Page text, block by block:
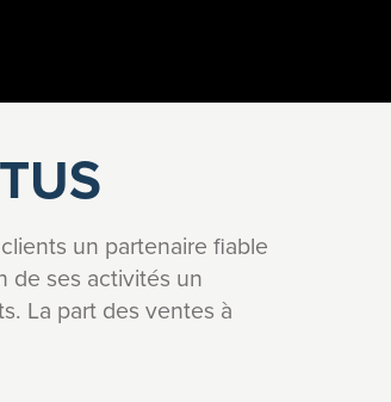
un partenaire fiable
de ses activités un
La part des ventes à